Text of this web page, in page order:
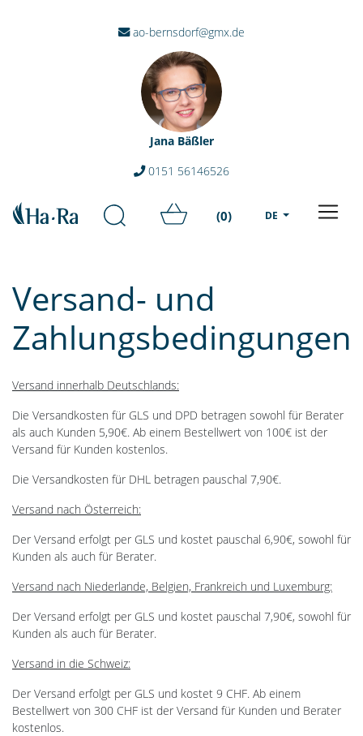
ao-bernsdorf@gmx.de
Jana Bäßler
0151 56146526
(0) DE
Versand- und
Zahlungsbedingungen
Versand innerhalb Deutschlands:
Die Versandkosten für GLS und DPD betragen sowohl für Berater
als auch Kunden 5,90€. Ab einem Bestellwert von 100€ ist der
Versand für Kunden kostenlos.
Die Versandkosten für DHL betragen pauschal 7,90€.
Versand nach Österreich:
Der Versand erfolgt per GLS und kostet pauschal 6,90€, sowohl für
Kunden als auch für Berater.
Versand nach Niederlande, Belgien, Frankreich und Luxemburg:
Der Versand erfolgt per GLS und kostet pauschal 7,90€, sowohl für
Kunden als auch für Berater.
Versand in die Schweiz:
Der Versand erfolgt per GLS und kostet 9 CHF. Ab einem
Bestellwert von 300 CHF ist der Versand für Kunden und Berater
kostenlos.